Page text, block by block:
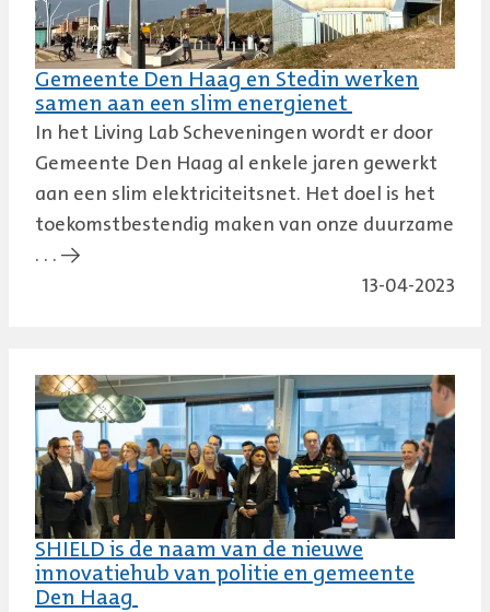
Gemeente Den Haag en Stedin werken
samen aan een slim energienet
In het Living Lab Scheveningen wordt er door
Gemeente Den Haag al enkele jaren gewerkt
aan een slim elektriciteitsnet. Het doel is het
toekomstbestendig maken van onze duurzame
. . . →
13-04-2023
SHIELD is de naam van de nieuwe
innovatiehub van politie en gemeente
Den Haag